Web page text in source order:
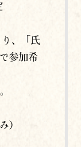
、「氏
参加希
）